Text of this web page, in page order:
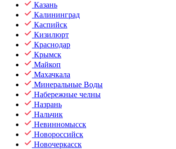
Казань
Калининград
Каспийск
Кизилюрт
Краснодар
Крымск
Майкоп
Махачкала
Минеральные Воды
Набережные челны
Назрань
Нальчик
Невинномысск
Новороссийск
Новочеркасск